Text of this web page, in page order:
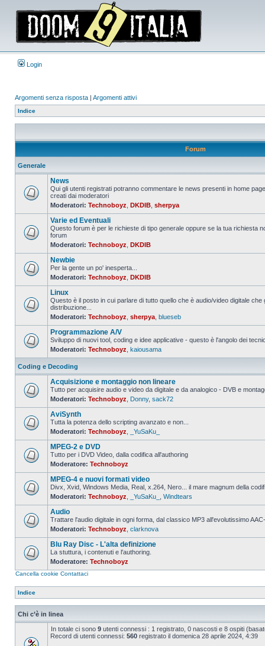
Login
Argomenti senza risposta | Argomenti attivi
Indice
Forum
Generale
Nessun
da
leggere
News
Qui gli utenti registrati potranno commentare le news presenti in home
creati dai moderatori
Moderatori: Technoboyz DKDIB sherpya
Nessun
da
leggere
Varie ed Eventuali
Questo forum è per le richieste di tipo generale oppure se la tua richiesta
forum
Moderatori: Technoboyz DKDIB
Nessun
messaggio
leggere
Newbie
Per la gente un po' inesperta...
Moderatori: Technoboyz DKDIB
Nessun
da
leggere
Linux
Questo è il posto in cui parlare di tutto quello che è audio/video digitale
distribuzione...
Moderatori: Technoboyz sherpya blueseb
Nessun
messaggio
da
leggere
Programmazione A/V
Sviluppo di nuovi tool, coding e idee applicative - questo è l'angolo dei
Moderatori: Technoboyz kaiousama
Coding e Decoding
Nessun
messaggio
da
leggere
Acquisizione e montaggio non lineare
Tutto per acquisire audio e video da digitale e da analogico - DVB e
Moderatori: Technoboyz Donny, sack72
Nessun
messaggio
da
leggere
AviSynth
Tutta la potenza dello scripting avanzato e non...
Moderatori: Technoboyz _YuSaKu_
Nessun
messaggio
da
leggere
MPEG-2 e DVD
Tutto per i DVD Video, dalla codifica all'authoring
Moderatore: Technoboyz
Nessun
messaggio
da
leggere
MPEG-4 e nuovi formati video
Divx, Xvid, Windows Media, Real, x.264, Nero... il mare magnum della
Moderatori: Technoboyz _YuSaKu_ Windtears
Nessun
messaggio
da
leggere
Audio
Trattare l'audio digitale in ogni forma, dal classico MP3 all'evolutissimo
Moderatori: Technoboyz clarknova
Nessun
messaggio
da
Blu Ray Disc - L'alta definizione
La stuttura, i contenuti e l'authoring.
Moderatore: Technoboyz
Cancella cookie Contattaci
Indice
Chi c’è in linea
In totale ci sono 9 utenti connessi : 1 registrato, 0 nascosti e 8 ospiti
Record di utenti connessi: 560 registrato il domenica 28 aprile 2024, 4:39